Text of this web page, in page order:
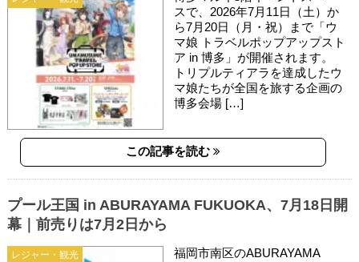
スで、2026年7月11日（土）か
ら7月20日（月・祝）まで「ウ
マ娘 トラベルポップアップスト
ア in 博多」が開催されます。
トリプルティアラを達成したウ
マ娘たちが全国を旅する企画の
博多会場 […]
この記事を読む
レジャー・観光
プール王国 in ABURAYAMA FUKUOKA、7月18日開
幕｜前売りは7月2日から
福岡市南区のABURAYAMA